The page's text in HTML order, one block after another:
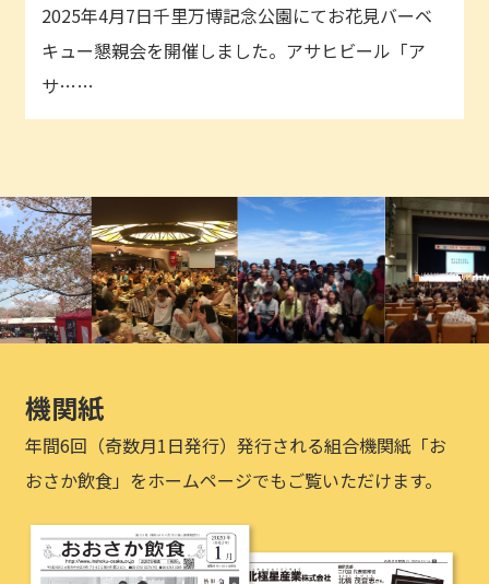
2025年4月7日千里万博記念公園にてお花見バーベ
キュー懇親会を開催しました。アサヒビール「ア
サ……
機関紙
年間6回（奇数月1日発行）発行される組合機関紙「お
おさか飲食」をホームページでもご覧いただけます。